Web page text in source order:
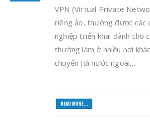
VPN (Virtual Private
riêng ảo, thường được các
nghiệp triển khai đành cho
thường làm ở nhiều nơi
chuyển (đi nước ngoài,...
READ MORE...